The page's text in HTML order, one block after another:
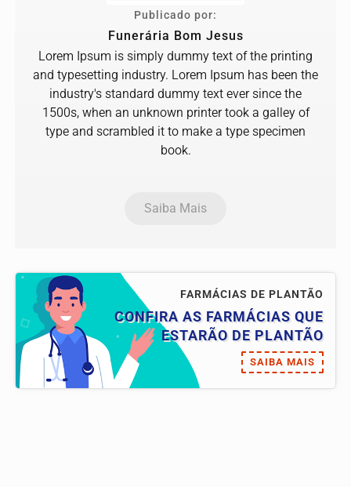
Publicado por:
Funerária Bom Jesus
Lorem Ipsum is simply dummy text of the printing
and typesetting industry. Lorem Ipsum has been the
industry's standard dummy text ever since the
1500s, when an unknown printer took a galley of
type and scrambled it to make a type specimen
book.
Saiba Mais
FARMÁCIAS DE PLANTÃO
CONFIRA AS FARMÁCIAS QUE
ESTARÃO DE PLANTÃO
SAIBA MAIS